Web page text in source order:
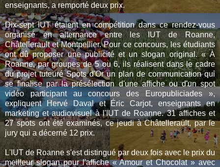
enseignants, a remporté deux prix.
Dix-sept IUT étaient en compétition dans ce rendez-vous
organisé en alternance entre les IUT de Roanne,
Châtellerault et Montpellier. Pour ce concours, les étudiants
ont dû proposer une publicité et un slogan original. « À
Roanne, par groupes de 5 ou 6, ils réalisent dans le cadre
du projet tuteuré Spots d'Or un plan de communication qui
se finalise par la présélection d'une affiche ou d'un spot
vidéo participant au concours des Europubliciades »,
expliquent Hervé Daval et Éric Carjot, enseignants en
marketing et audiovisuel à l'IUT de Roanne. 31 affiches et
27 spots ont été examinés, ce jeudi à Châtellerault, par le
jury qui a décerné 12 prix.
L'IUT de Roanne s'est distingué par deux fois avec le prix du
meilleur slogan pour l'affiche « Amour et Chocolat » avec